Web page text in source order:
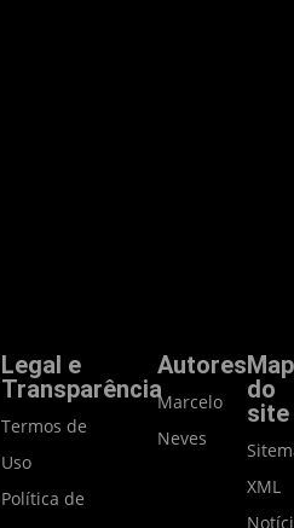
Legal e
Transparência
Termos de
Uso
Política de
Autores
Marcelo
Neves
do
site
XML